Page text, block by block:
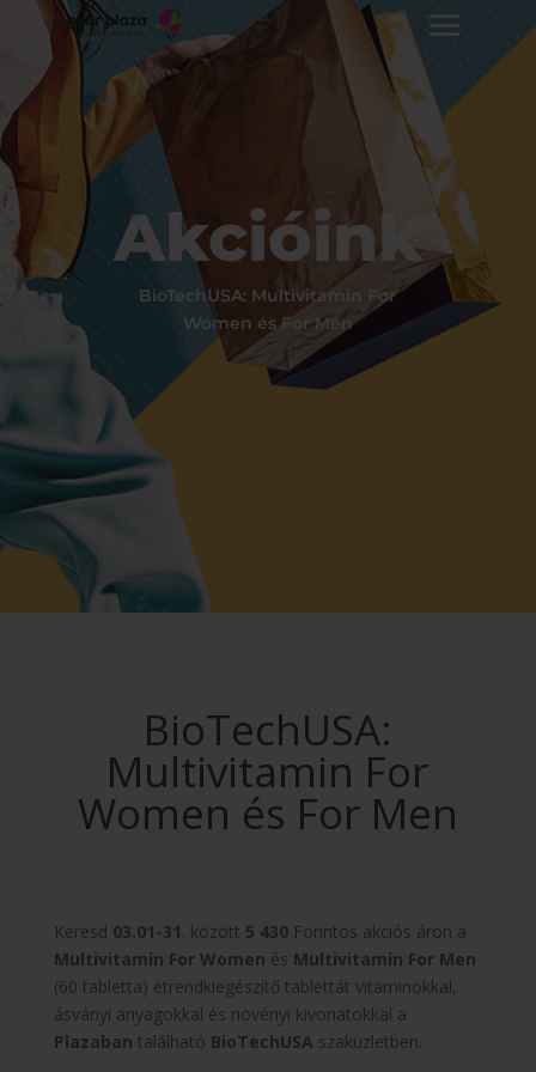
Akcióink
BioTechUSA: Multivitamin For
Women és For Men
BioTechUSA:
Multivitamin For
Women és For Men
Keresd 03.01-31. között 5 430Forintos akciós áron a
Multivitamin For Women és Multivitamin For Men
(60 tabletta) étrendkiegészítő tablettát vitaminokkal,
ásványi anyagokkal és növényi kivonatokkal a
Plazaban található BioTechUSA szaküzletben.